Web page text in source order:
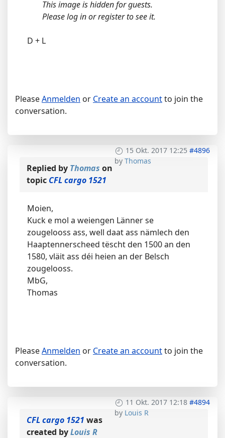
This image is hidden for guests.
Please log in or register to see it.
D + L
PleaseAnmelden or Create an accountto join the
conversation.
15 Okt. 2017 12:25 #4896
by Thomas
Replied by Thomas on
topic CFL cargo 1521
Moien,
Kuck e mol a weiengen Länner se
zougelooss ass, well daat ass nämlech den
Haaptennerscheed tëscht den 1500 an den
1580, vläit ass déi heien an der Belsch
zougelooss.
MbG,
Thomas
PleaseAnmelden or Create an accountto join the
conversation.
11 Okt. 2017 12:18 #4894
by Louis R
CFL cargo 1521 was
created byLouis R